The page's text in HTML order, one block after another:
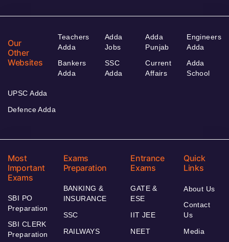
Our
Other
Websites
Teachers
Adda
Bankers
Adda
Adda
Jobs
SSC
Adda
Adda
Punjab
Current
Affairs
Engineers
Adda
Adda
School
UPSC Adda
Defence Adda
Most
Important
Exams
SBI PO
Preparation
SBI CLERK
Preparation
Exams
Preparation
BANKING &
INSURANCE
SSC
RAILWAYS
Entrance
Exams
GATE &
ESE
IIT JEE
NEET
Quick
Links
About Us
Contact
Us
Media